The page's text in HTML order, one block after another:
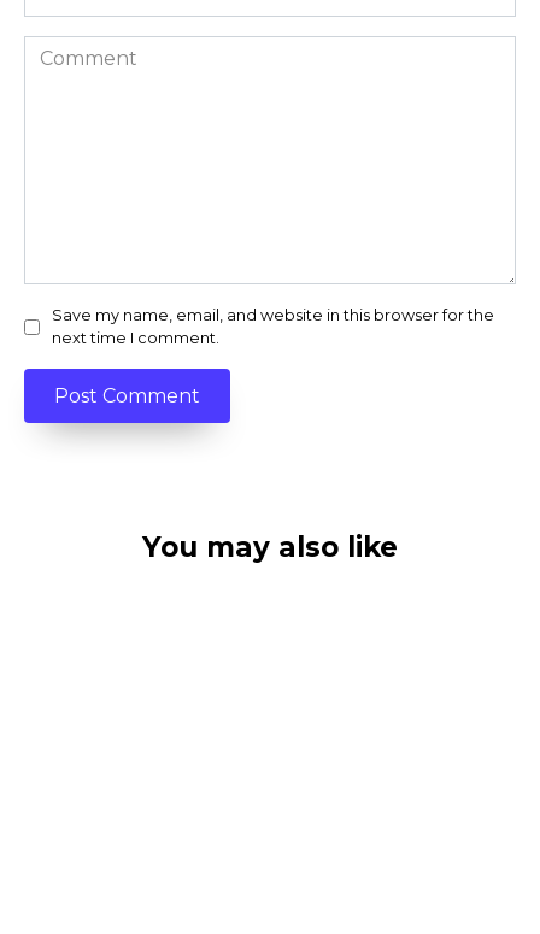
Comment
Save my name, email, and website in this browser for the
next time I comment.
You may also like